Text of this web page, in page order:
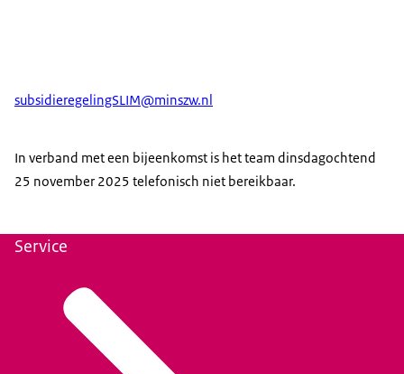
subsidieregelingSLIM@minszw.nl
In verband met een bijeenkomst is het team dinsdagochtend
25 november 2025 telefonisch niet bereikbaar.
Service